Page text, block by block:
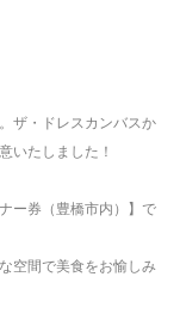
ザ・ドレスカンバスか
いたしました！
ー券（豊橋市内）】で
空間で美食をお愉しみ